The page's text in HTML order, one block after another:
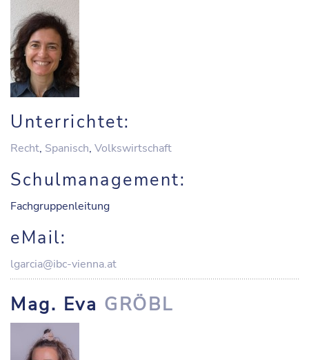
Unterrichtet:
Recht, Spanisch, Volkswirtschaft
Schulmanagement:
Fachgruppenleitung
eMail:
lgarcia@ibc-vienna.at
Mag. Eva GRÖBL